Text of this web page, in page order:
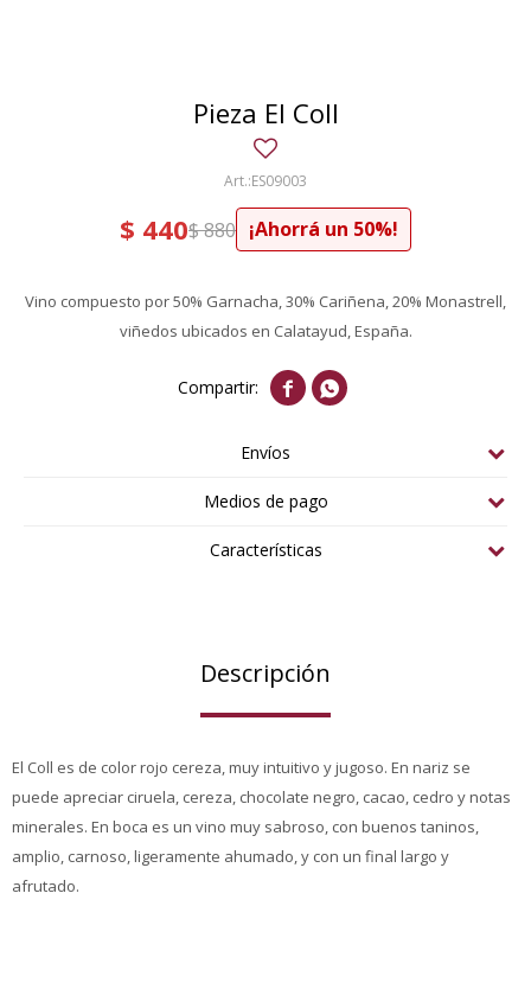
Pieza El Coll
ES09003
$ 440$880 50
Vino compuesto por 50% Garnacha, 30% Cariñena, 20% Monastrell,
viñedos ubicados en Calatayud, España.
 
Envíos
Medios de pago
Características
Descripción
El Coll es de color rojo cereza, muy intuitivo y jugoso. En nariz se
puede apreciar ciruela, cereza, chocolate negro, cacao, cedro y notas
minerales. En boca es un vino muy sabroso, con buenos taninos,
amplio, carnoso, ligeramente ahumado, y con un final largo y
afrutado.